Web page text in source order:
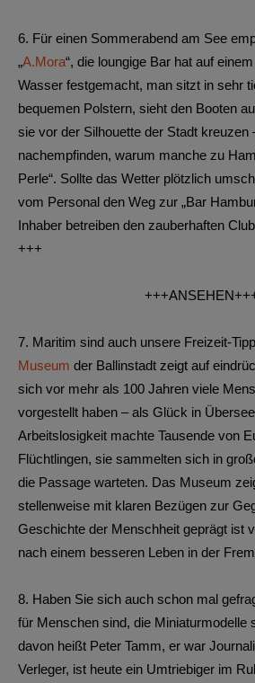
6. Für einen Sommerabend am See
„A.Mora“, die loungige Bar hat auf
Wasser festgemacht, man sitzt in sehr
bequemen Polstern, sieht den Booten
sie vor der Silhouette der Stadt kreuzen
nachempfinden, warum manche zu
Perle“. Sollte das Wetter plötzlich
vom Personal den Weg zur „Bar
Inhaber betreiben den zauberhaften
+++
7. Maritim sind auch unsere Freizeit-
Museum der Ballinstadt zeigt auf
sich vor mehr als 100 Jahren viele
vorgestellt haben – als Glück in
Arbeitslosigkeit machte Tausende von
Flüchtlingen, sie sammelten sich in
die Passage warteten. Das Museum
stellenweise mit klaren Bezügen zur
Geschichte der Menschheit geprägt ist
nach einem besseren Leben in der
8. Haben Sie sich auch schon mal
für Menschen sind, die Miniaturmodelle
davon heißt Peter Tamm, er war
Verleger, ist heute ein Umtriebiger im